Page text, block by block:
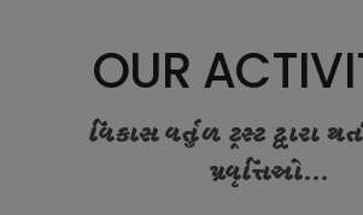
OUR
વિકાસ વર્તુળ ટ્રસ્ટ દ્વારા
પ્રવૃત્તિઓ...